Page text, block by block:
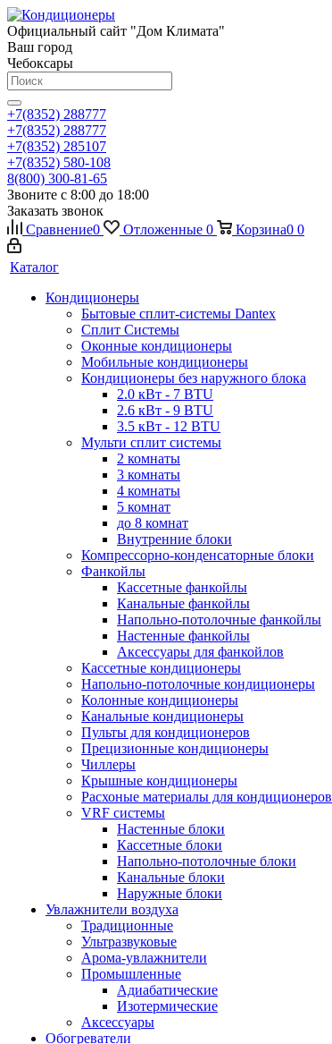
Официальный сайт "Дом Климата"
Ваш город
Чебоксары
+7(8352) 288777
+7(8352) 288777
+7(8352) 285107
+7(8352) 580-108
8(800) 300-81-65
Звоните с 8:00 до 18:00
Заказать звонок
Сравнение0 Отложенные 0 Корзина0 0
Каталог
Кондиционеры
Бытовые сплит-системы Dantex
Сплит Системы
Оконные кондиционеры
Мобильные кондиционеры
Кондиционеры без наружного блока
2.0 кВт - 7 BTU
2.6 кВт - 9 BTU
3.5 кВт - 12 BTU
Мульти сплит системы
2 комнаты
3 комнаты
4 комнаты
5 комнат
до 8 комнат
Внутренние блоки
Компрессорно-конденсаторные блоки
Фанкойлы
Кассетные фанкойлы
Канальные фанкойлы
Напольно-потолочные фанкойлы
Настенные фанкойлы
Аксессуары для фанкойлов
Кассетные кондиционеры
Напольно-потолочные кондиционеры
Колонные кондиционеры
Канальные кондиционеры
Пульты для кондиционеров
Прецизионные кондиционеры
Чиллеры
Крышные кондиционеры
Расхоные материалы для кондиционеров
VRF системы
Настенные блоки
Кассетные блоки
Напольно-потолочные блоки
Канальные блоки
Наружные блоки
Увлажнители воздуха
Традиционные
Ультразвуковые
Арома-увлажнители
Промышленныe
Адиабатические
Изотермические
Аксессуары
Обогреватели